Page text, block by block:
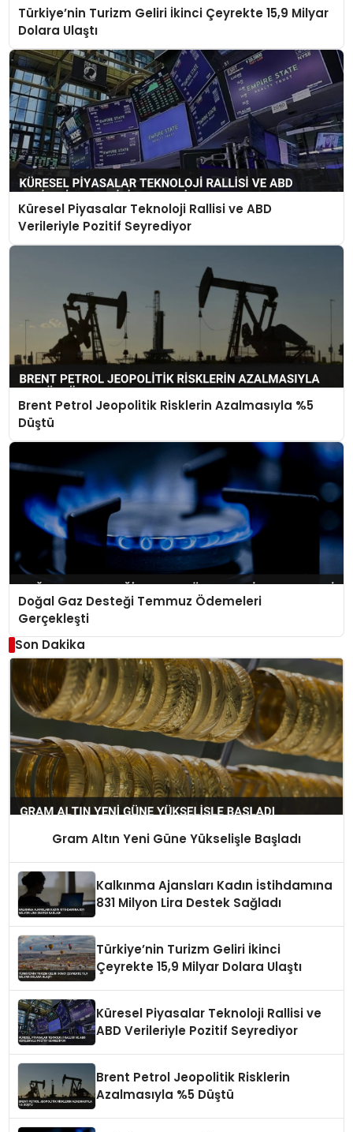
Türkiye’nin Turizm Geliri İkinci Çeyrekte 15,9 Milyar
Dolara Ulaştı
Küresel Piyasalar Teknoloji Rallisi ve ABD
Verileriyle Pozitif Seyrediyor
Brent Petrol Jeopolitik Risklerin Azalmasıyla %5
Düştü
Doğal Gaz Desteği Temmuz Ödemeleri
Gerçekleşti
Son Dakika
Gram Altın Yeni Güne Yükselişle Başladı
Kalkınma Ajansları Kadın İstihdamına
831 Milyon Lira Destek Sağladı
Türkiye’nin Turizm Geliri İkinci
Çeyrekte 15,9 Milyar Dolara Ulaştı
Küresel Piyasalar Teknoloji Rallisi ve
ABD Verileriyle Pozitif Seyrediyor
Brent Petrol Jeopolitik Risklerin
Azalmasıyla %5 Düştü